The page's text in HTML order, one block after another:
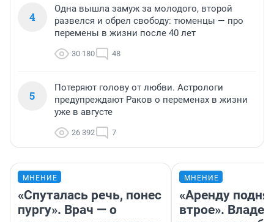
4
Одна вышла замуж за молодого, второй
развелся и обрел свободу: тюменцы — про
перемены в жизни после 40 лет
30 180 48
5
Потеряют голову от любви. Астрологи
предупреждают Раков о переменах в жизни
уже в августе
26 392 7
МНЕНИЕ
«Спуталась речь, понес
пургу». Врач — о
МНЕНИЕ
«Аренду
втрое».